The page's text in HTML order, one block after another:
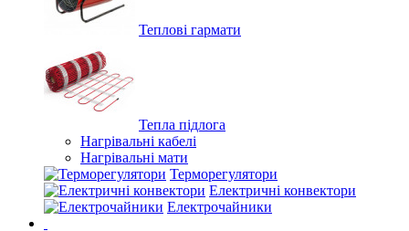
Теплові гармати
Тепла підлога
Нагрівальні кабелі
Нагрівальні мати
Терморегулятори
Електричні конвектори
Електрочайники